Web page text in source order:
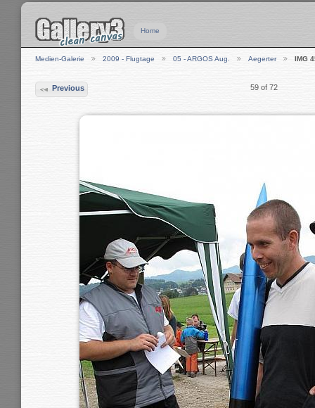
Home
Medien-Galerie 2009 - Flugtage 05 - ARGOS Aug. Aegerter IMG
Previous 59 of 72